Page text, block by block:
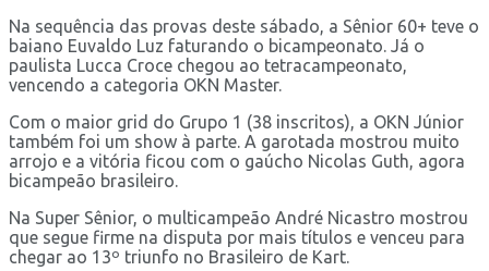
Na sequência das provas deste sábado, a Sênior 60+ teve o
baiano Euvaldo Luz faturando o bicampeonato. Já o
paulista Lucca Croce chegou ao tetracampeonato,
vencendo a categoria OKN Master.
Com o maior grid do Grupo 1 (38 inscritos), a OKN Júnior
também foi um show à parte. A garotada mostrou muito
arrojo e a vitória ficou com o gaúcho Nicolas Guth, agora
bicampeão brasileiro.
Na Super Sênior, o multicampeão André Nicastro mostrou
que segue firme na disputa por mais títulos e venceu para
chegar ao 13º triunfo no Brasileiro de Kart.